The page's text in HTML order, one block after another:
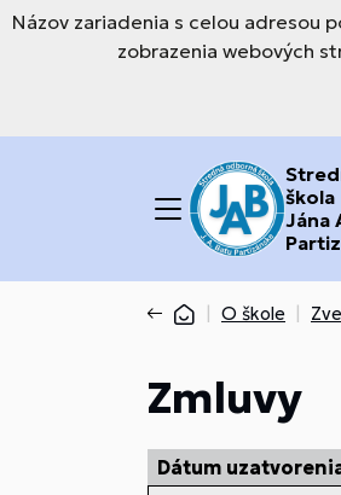
Názov zariadenia s celou adresou
zobrazenia webových
škola
Jána
O škole
Zmluvy
Dátum